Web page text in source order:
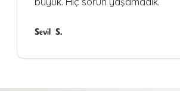
Sevil S.